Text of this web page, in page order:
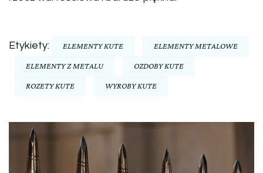
Etykiety: ELEMENTY KUTE ELEMENTY METALOWE
ELEMENTY Z METALU OZDOBY KUTE
ROZETY KUTE WYROBY KUTE
Nawigacja
wpisu